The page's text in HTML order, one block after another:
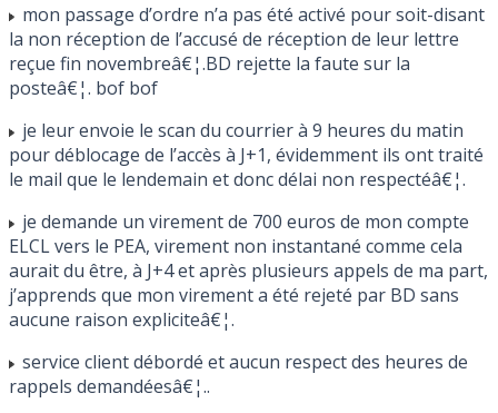
mon passage d’ordre n’a pas été activé pour soit-disant
la non réception de l’accusé de réception de leur lettre
reçue fin novembreâ€¦.BD rejette la faute sur la
posteâ€¦. bof bof
je leur envoie le scan du courrier à 9 heures du matin
pour déblocage de l’accès à J+1, évidemment ils ont traité
le mail que le lendemain et donc délai non respectéâ€¦.
je demande un virement de 700 euros de mon compte
ELCL vers le PEA, virement non instantané comme cela
aurait du être, à J+4 et après plusieurs appels de ma part,
j’apprends que mon virement a été rejeté par BD sans
aucune raison expliciteâ€¦.
service client débordé et aucun respect des heures de
rappels demandéesâ€¦..